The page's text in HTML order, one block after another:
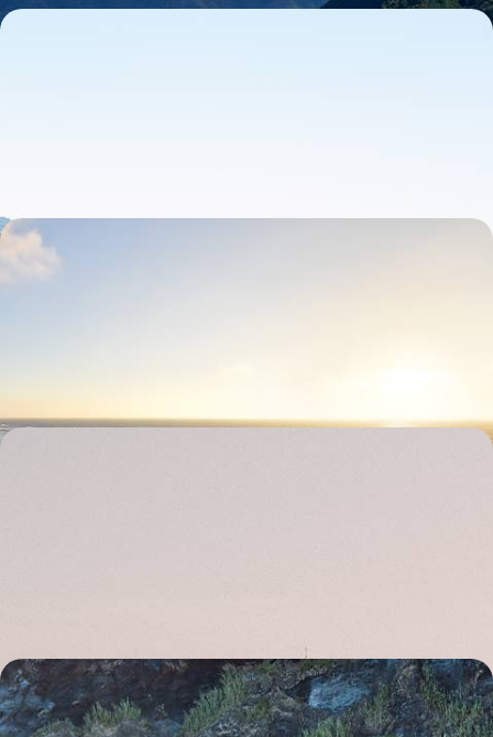
Hors saison, Lisbonne et l'océan - Good vibes
urbaines et retraite au vert
Faial, Pico, Terceira et São Miguel - Les Açores
d’île en île